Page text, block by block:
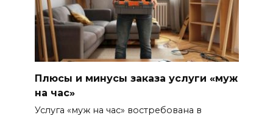
Плюсы и минусы заказа услуги «муж
на час»
Услуга «муж на час» востребована в